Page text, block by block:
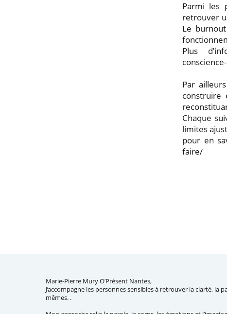
Parmi les
retrouver
Le
Plus
Par
construire
Chaque
limites
pour en
faire/
Marie-Pierre Mury O’Présent Nantes,
J’accompagne les personnes sensibles à retrouver la clarté, la
mêmes. .